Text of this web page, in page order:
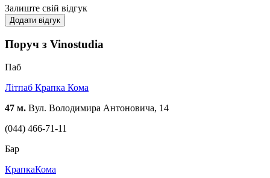
Залиште свій відгук
Додати відгук
Поруч з Vinostudia
Паб
Літпаб Крапка Кома
47 м. Вул. Володимира Антоновича, 14
(044) 466-71-11
Бар
КрапкаКома